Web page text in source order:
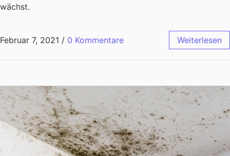
wächst.
Februar 7, 2021 / 0 Kommentare Weiterlesen